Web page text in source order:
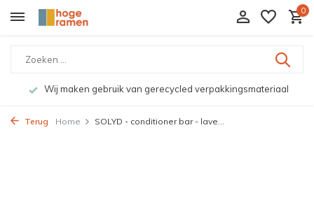
0
Wij maken gebruik van gerecycled verpakkingsmateriaal
Terug Home SOLYD - conditioner bar - lave...